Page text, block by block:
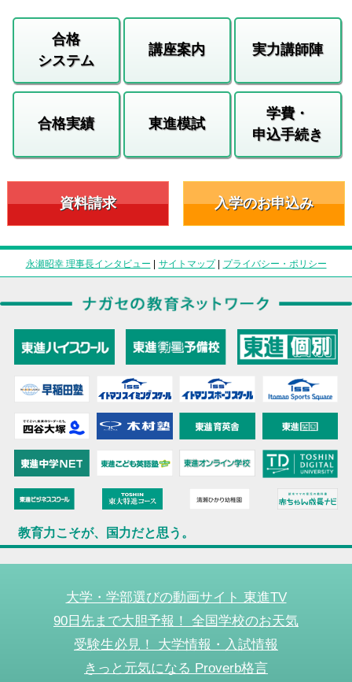
合格
システム
講座案内 実力講師陣
合格実績 東進模試
学費・
申込手続き
資料請求 入学のお申込み
永瀬昭幸 理事長インタビュー | サイトマップ| プライバシー・ポリシー
教育力こそが、国力だと思う。
大学・学部選びの動画サイト 東進TV
90日先まで大胆予報！ 全国学校のお天気
受験生必見！ 大学情報・入試情報
きっと元気になる Proverb格言